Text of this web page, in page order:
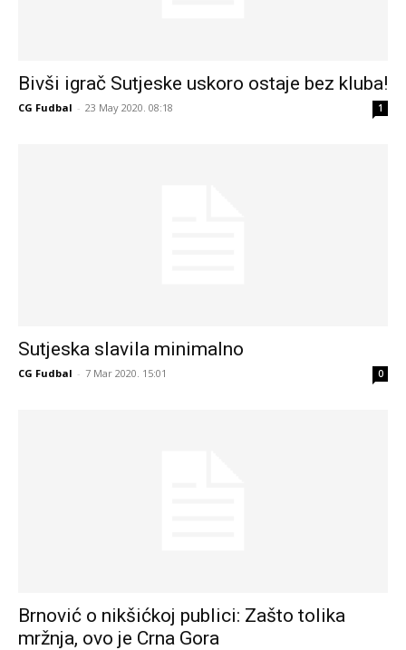
Bivši igrač Sutjeske uskoro ostaje bez kluba!
CG Fudbal - 23 May 2020. 08:18 1
Sutjeska slavila minimalno
CG Fudbal - 7 Mar 2020. 15:01 0
Brnović o nikšićkoj publici: Zašto tolika
mržnja, ovo je Crna Gora